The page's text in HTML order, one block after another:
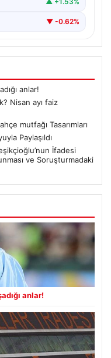
▼ -0.62%
anlar!
Nisan ayı faiz
mutfağı Tasarımları
Paylaşıldı
İfadesi
ve Soruşturmadaki
anlar!